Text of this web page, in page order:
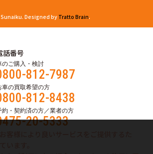
Designed by Tratto Brain.
話番号
のご購入・検討
812-7987
車の買取希望の方
812-8438
約・契約済の方／業者の方
20-5333